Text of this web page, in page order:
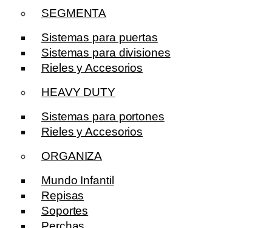
SEGMENTA
Sistemas para puertas
Sistemas para divisiones
Rieles y Accesorios
HEAVY DUTY
Sistemas para portones
Rieles y Accesorios
ORGANIZA
Mundo Infantil
Repisas
Soportes